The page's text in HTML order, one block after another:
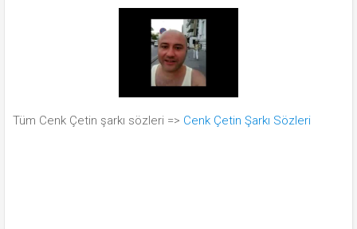
Tüm Cenk Çetin şarkı sözleri => Cenk Çetin Şarkı Sözleri